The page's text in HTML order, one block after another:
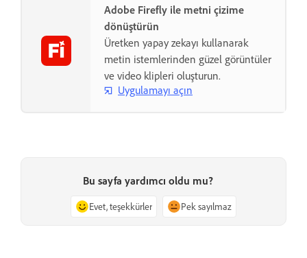
Adobe Firefly ile metni çizime
dönüştürün
Üretken yapay zekayı kullanarak
metin istemlerinden güzel görüntüler
ve video klipleri oluşturun.
Uygulamayı açın
Bu sayfa yardımcı oldu mu?
Evet, teşekkürler Pek sayılmaz